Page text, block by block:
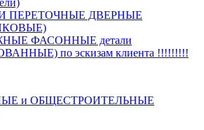
ПЕРЕТОЧНЫЕ ДВЕРНЫЕ
ФАСОННЫЕ детали
по эскизам клиента !!!!!!!!!
и ОБЩЕСТРОИТЕЛЬНЫЕ